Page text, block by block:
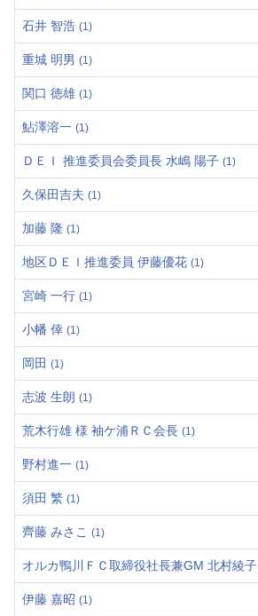
石井 智浩 (1)
重城 明男 (1)
関口 徳雄 (1)
鮎澤溶一 (1)
ＤＥＩ 推進委員会委員長 水嶋 陽子 (1)
久保田吉夫 (1)
加藤 隆 (1)
地区ＤＥＩ推進委員 伊藤優花 (1)
宮崎 一行 (1)
小幡 倖 (1)
岡田 (1)
志波 生朗 (1)
荒木行雄 様 袖ケ浦ＲＣ会長 (1)
野村進一 (1)
須田 繁 (1)
齊藤 みさこ (1)
オルカ鴨川ＦＣ取締役社長兼GM 北村綾子
伊藤 嘉昭 (1)